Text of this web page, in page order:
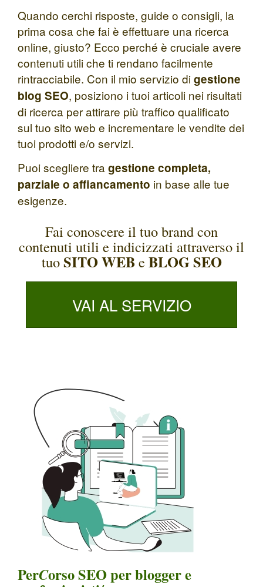
Quando cerchi risposte, guide o consigli, la
prima cosa che fai è effettuare una ricerca
online, giusto? Ecco perché è cruciale avere
contenuti utili che ti rendano facilmente
rintracciabile. Con il mio servizio digestione
blog SEO, posiziono i tuoi articoli nei risultati
di ricerca per attirare più traffico qualificato
sul tuo sito web e incrementare le vendite dei
tuoi prodotti e/o servizi.
Puoi scegliere tra gestione completa,
parziale o affiancamento in base alle tue
esigenze.
Fai conoscere il tuo brand con
contenuti utili e indicizzati attraverso il
tuoSITO WEB eBLOG SEO
VAI AL SERVIZIO
PerCorso SEO per blogger e